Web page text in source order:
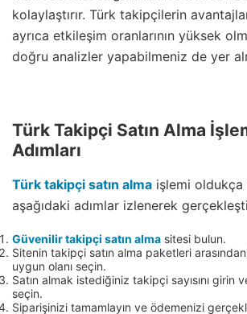
kolaylaştırır. Türk takipçilerin
ayrıca etkileşim oranlarının yüksek
doğru analizler yapabilmeniz de yer
Türk Takipçi Satın Alma
Adımları
Türk takipçi satın alma işlemi
aşağıdaki adımlar izlenerek
Güvenilir takipçi satın alma sitesi bulun.
Sitenin takipçi satın alma paketleri
uygun olanı seçin.
Satın almak istediğiniz takipçi sayısını girin
seçin.
Siparişinizi tamamlayın ve ödemenizi